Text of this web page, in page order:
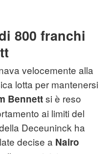
800 franchi
velocemente alla
lotta per mantenersi
Bennettsi è reso
ai limiti del
Deceuninck ha
decise a Nairo